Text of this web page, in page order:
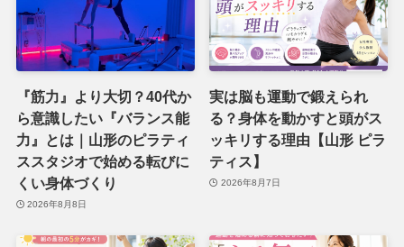
『筋力』より大切？40代か
ら意識したい『バランス能
力』とは｜山形のピラティ
ススタジオで始める転びに
くい身体づくり
2026年8月8日
実は脳も運動で鍛えられ
る？身体を動かすと頭がス
ッキリする理由【山形 ピラ
ティス】
2026年8月7日